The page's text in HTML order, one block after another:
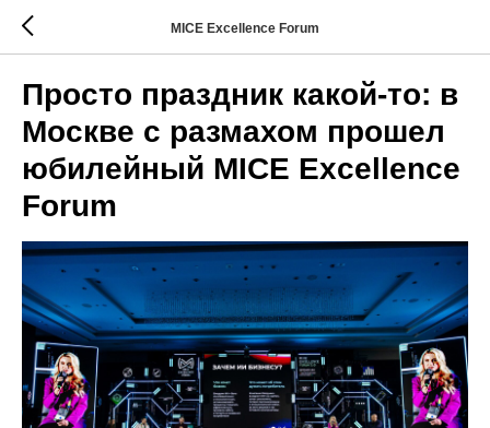
MICE Excellence Forum
Просто праздник какой-то: в
Москве с размахом прошел
юбилейный MICE Excellence
Forum